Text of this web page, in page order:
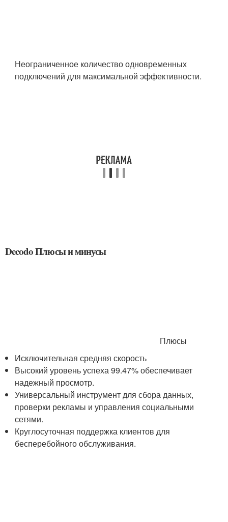
Неограниченное количество одновременных
подключений для максимальной эффективности.
Decodo Плюсы и минусы
Плюсы
Исключительная средняя скорость
Высокий уровень успеха 99.47% обеспечивает
надежный просмотр.
Универсальный инструмент для сбора данных,
проверки рекламы и управления социальными
сетями.
Круглосуточная поддержка клиентов для
бесперебойного обслуживания.